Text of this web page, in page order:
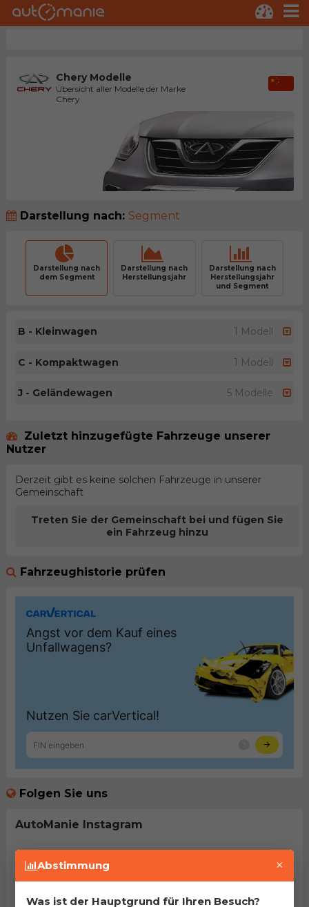
Chery Modelle
Übersicht aller Modelle der Marke
Chery
Darstellung nach: Segment
Darstellung nach
dem Segment
Darstellung nach
Herstellungsjahr
Darstellung nach
Herstellungsjahr
und Segment
B - Kleinwagen 1 Modell
C - Kompaktwagen 1 Modell
J - Geländewagen 5 Modelle
Zuletzt hinzugefügte Fahrzeuge unserer
Nutzer
Derzeit gibt es keine solchen Fahrzeuge in unserer
Gemeinschaft
Treten Sie der Gemeinschaft bei und fügen Sie
ein Fahrzeug hinzu
Fahrzeughistorie prüfen
Folgen Sie uns
AutoManie Instagram
Abstimmung ×
Was ist der Hauptgrund für Ihren Besuch?